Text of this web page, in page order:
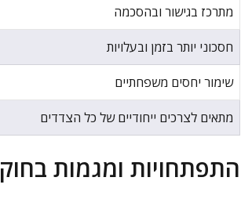
מתרכז בגישור ובהסכמה
חסכוני יותר בזמן ובעלויות
שימור יחסים משפחתיים
מתאים לצרכים ייחודיים של כל הצדדים
התפתחויות ומגמות בחוק